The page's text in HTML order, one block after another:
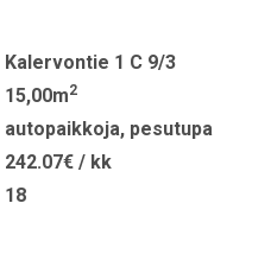
Kalervontie 1 C 9/3
15,00m2
autopaikkoja, pesutupa
242.07€ / kk
18